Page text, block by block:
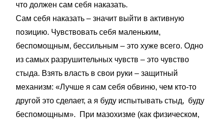
что должен сам себя наказать.
Сам себя наказать – значит выйти в активную
позицию. Чувствовать себя маленьким,
беспомощным, бессильным – это хуже всего. Одно
из самых разрушительных чувств – это чувство
стыда. Взять власть в свои руки – защитный
механизм: «Лучше я сам себя обвиню, чем кто-то
другой это сделает, а я буду испытывать стыд, буду
беспомощным». При мазохизме (как физическом,